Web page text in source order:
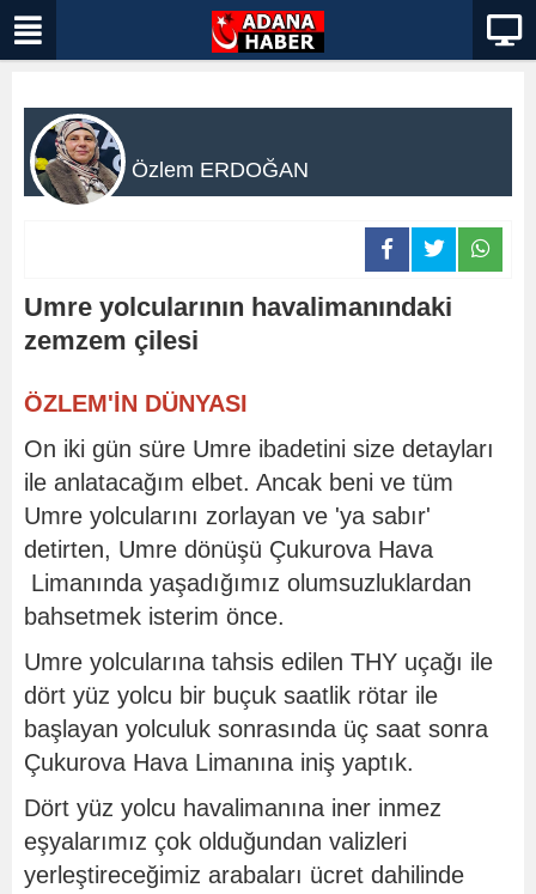
Özlem ERDOĞAN
Umre yolcularının havalimanındaki
zemzem çilesi
ÖZLEM'İN DÜNYASI
On iki gün süre Umre ibadetini size detayları
ile anlatacağım elbet. Ancak beni ve tüm
Umre yolcularını zorlayan ve 'ya sabır'
detirten, Umre dönüşü Çukurova Hava
Limanında yaşadığımız olumsuzluklardan
bahsetmek isterim önce.
Umre yolcularına tahsis edilen THY uçağı ile
dört yüz yolcu bir buçuk saatlik rötar ile
başlayan yolculuk sonrasında üç saat sonra
Çukurova Hava Limanına iniş yaptık.
Dört yüz yolcu havalimanına iner inmez
eşyalarımız çok olduğundan valizleri
yerleştireceğimiz arabaları ücret dahilinde